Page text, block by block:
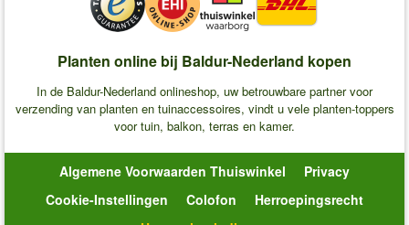
Planten online bij Baldur-Nederland kopen
In de Baldur-Nederland onlineshop, uw betrouwbare partner voor
verzending van planten en tuinaccessoires, vindt u vele planten-toppers
voor tuin, balkon, terras en kamer.
Algemene Voorwaarden Thuiswinkel
Privacy
Cookie-Instellingen
Colofon
Herroepingsrecht